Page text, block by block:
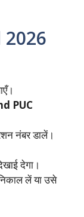
PUC
नंबर डालें।
देगा।
लें या उसे